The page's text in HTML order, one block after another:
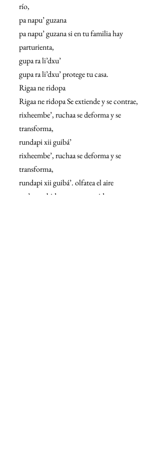
río,
pa napu’ guzana
pa napu’ guzana si en tu familia hay
parturienta,
gupa ra li’dxu’
gupa ra li’dxu’ protege tu casa.
Rigaa ne ridopa
Rigaa ne ridopa Se extiende y se contrae,
rixheembe’, ruchaa se deforma y se
transforma,
rundapi xii guibá’
rixheembe’, ruchaa se deforma y se
transforma,
rundapi xii guibá’. olfatea el aire
ma’ naca bidxaa ya convertida en